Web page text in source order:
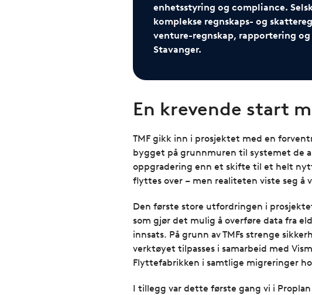
enhetsstyring og compliance.
komplekse regnskaps- og
venture-regnskap, rapportering
Stavanger.
En krevende start
TMF gikk inn i prosjektet med en
bygget på grunnmuren til systemet de
oppgradering enn et skifte til et helt
flyttes over – men realiteten viste seg å
Den første store utfordringen i
som gjør det mulig å overføre data fra
innsats. På grunn av TMFs strenge
verktøyet tilpasses i samarbeid med
Flyttefabrikken i samtlige migreringer
I tillegg var dette første gang vi i